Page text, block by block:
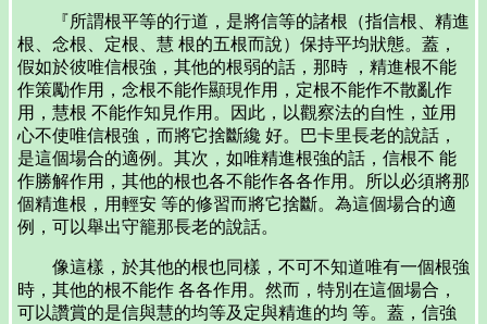
『所謂根平等的行道，是將信等的諸根（指信根、精進
根、念根、定根、慧 根的五根而說）保持平均狀態。蓋，
假如於彼唯信根強，其他的根弱的話，那時 ，精進根不能
作策勵作用，念根不能作顯現作用，定根不能作不散亂作
用，慧根 不能作知見作用。因此，以觀察法的自性，並用
心不使唯信根強，而將它捨斷纔 好。巴卡里長老的說話，
是這個場合的適例。其次，如唯精進根強的話，信根不 能
作勝解作用，其他的根也各不能作各各作用。所以必須將那
個精進根，用輕安 等的修習而將它捨斷。為這個場合的適
例，可以舉出守籠那長老的說話。
像這樣，於其他的根也同樣，不可不知道唯有一個根強
時，其他的根不能作 各各作用。然而，特別在這個場合，
可以讚賞的是信與慧的均等及定與精進的均 等。蓋，信強